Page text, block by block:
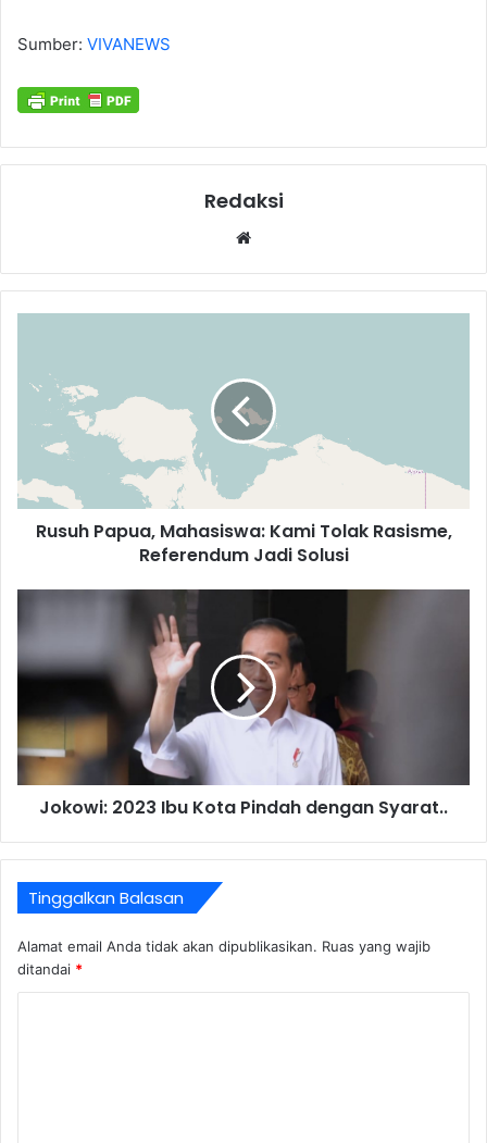
Sumber: VIVANEWS
Redaksi
Rusuh Papua, Mahasiswa: Kami Tolak Rasisme,
Referendum Jadi Solusi
Jokowi: 2023 Ibu Kota Pindah dengan Syarat..
Tinggalkan Balasan
Alamat email Anda tidak akan dipublikasikan. Ruas yang wajib
ditandai *